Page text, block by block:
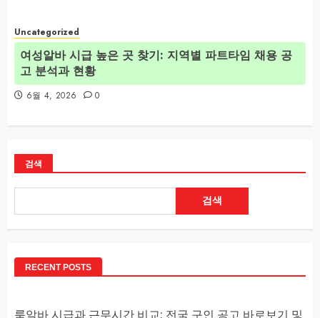
Uncategorized
여성알바 시급 높은 곳 찾기: 지역별 파트타임 채용 공
고 분석과 현황
6월 4, 2026 0
검색
검색
RECENT POSTS
룸알바 시급과 근무시간 비교: 전국 구인 공고 바로보기 및